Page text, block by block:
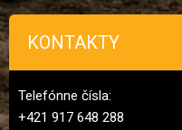
KONTAKTY
Telefónne čísla:
+421 917 648 288